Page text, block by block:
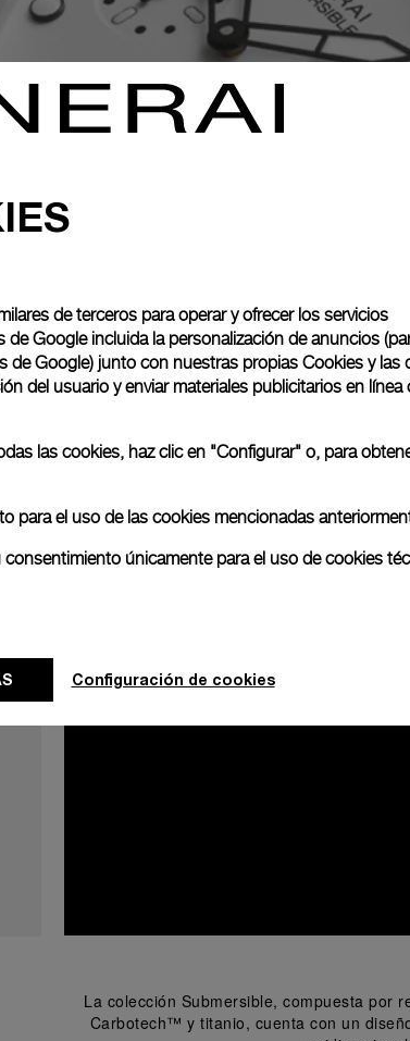
atrevido,
La colección Submersible, compuesta por
Carbotech™ y titanio, cuenta con un
de terceros para operar y ofrecer los servicios
Google incluida la personalización de anuncios
de Google) junto con nuestras propias Cookies y las
del usuario y enviar materiales publicitarios en línea
las cookies, haz clic en "Configurar" o, para
para el uso de las cookies mencionadas
únicamente para el uso de cookies
Configuración de cookies